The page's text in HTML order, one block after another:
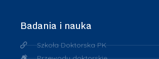
Badania i nauka
Szkoła Doktorska PK